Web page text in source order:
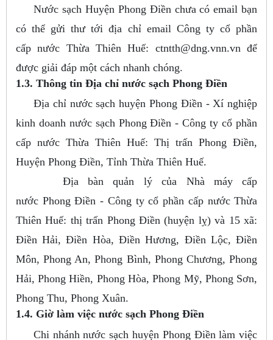
Nước sạch Huyện Phong Điền chưa có email bạn
có thể gửi thư tới địa chỉ email Công ty cổ phần
cấp nước Thừa Thiên Huế: ctntth@dng.vnn.vn để
được giải đáp một cách nhanh chóng.
1.3. Thông tin Địa chỉ nước sạch Phong Điền
Địa chỉ nước sạch huyện Phong Điền - Xí nghiệp
kinh doanh nước sạch Phong Điền - Công ty cổ phần
cấp nước Thừa Thiên Huế: Thị trấn Phong Điền,
Huyện Phong Điền, Tỉnh Thừa Thiên Huế.
Địa bàn quản lý của Nhà máy cấp
nước Phong Điền - Công ty cổ phần cấp nước Thừa
Thiên Huế: thị trấn Phong Điền (huyện lỵ) và 15 xã:
Điền Hải, Điền Hòa, Điền Hương, Điền Lộc, Điền
Môn, Phong An, Phong Bình, Phong Chương, Phong
Hải, Phong Hiền, Phong Hòa, Phong Mỹ, Phong Sơn,
Phong Thu, Phong Xuân.
1.4. Giờ làm việc nước sạch Phong Điền
Chi nhánh nước sạch huyện Phong Điền làm việc